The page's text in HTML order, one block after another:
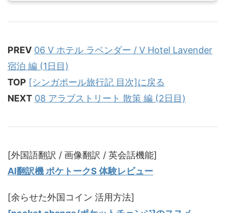
PREV 06 V ホテル ラベンダー / V Hotel Lavender
宿泊 編 (1日目)
TOP [シンガポール旅行記 目次]に戻る
NEXT 08 アラブストリート 散策 編 (2日目)
[外国語翻訳 / 画像翻訳 / 英会話機能]
AI翻訳機 ポケトークS 体験レビュー
[余らせた外国コイン 活用方法]